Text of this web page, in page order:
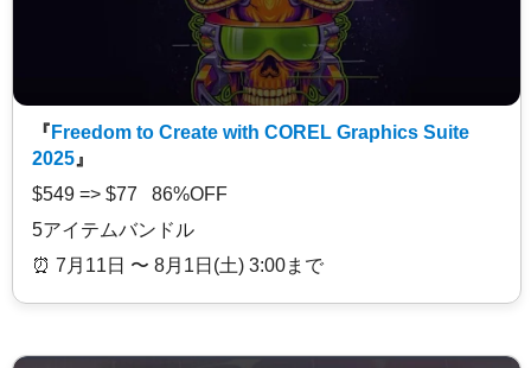
『 Freedom to Create with COREL Graphics Suite
2025 』
$549 => $77 86%OFF
5アイテムバンドル
⏰️ 7月11日 〜 8月1日(土) 3:00まで